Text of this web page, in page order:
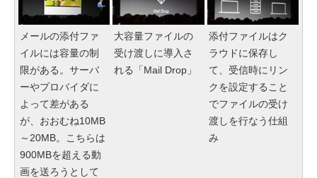
メールの添付ファ
イルには容量の制
限がある。サーバ
ーやプロバイダに
よって差がある
が、おおむね10MB
～20MB。こちらは
900MBを超える動
画を送ろうとして
大容量ファイルの
受け渡しに導入さ
れる「Mail Drop」
添付ファイルはク
ラウドに保存し
て、受信時にリン
クを設定すること
でファイルの受け
渡しを行なう仕組
み